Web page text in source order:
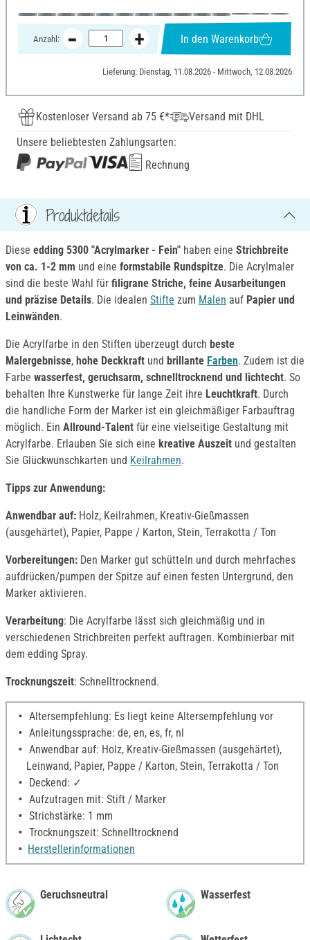
Anzahl: In den Warenkorb
Lieferung: Dienstag, 11.08.2026 - Mittwoch, 12.08.2026
Kostenloser Versand ab 75 €*
Versand mit DHL
Unsere beliebtesten Zahlungsarten:
Rechnung
Produktdetails
Diese edding 5300 "Acrylmarker - Fein" haben eine Strichbreite
von ca. 1-2 mm und eine formstabile Rundspitze. Die Acrylmaler
sind die beste Wahl für filigrane Striche, feine Ausarbeitungen
und präzise Details. Die idealen Stifte zum Malen auf Papier und
Leinwänden.
Die Acrylfarbe in den Stiften überzeugt durch beste
Malergebnisse, hohe Deckkraft und brillante Farben. Zudem ist die
Farbe wasserfest, geruchsarm, schnelltrocknend und lichtecht. So
behalten Ihre Kunstwerke für lange Zeit ihre Leuchtkraft. Durch
die handliche Form der Marker ist ein gleichmäßiger Farbauftrag
möglich. Ein Allround-Talent für eine vielseitige Gestaltung mit
Acrylfarbe. Erlauben Sie sich eine kreative Auszeit und gestalten
Sie Glückwunschkarten und Keilrahmen.
Tipps zur Anwendung:
Anwendbar auf: Holz, Keilrahmen, Kreativ-Gießmassen
(ausgehärtet), Papier, Pappe / Karton, Stein, Terrakotta / Ton
Vorbereitungen: Den Marker gut schütteln und durch mehrfaches
aufdrücken/pumpen der Spitze auf einen festen Untergrund, den
Marker aktivieren.
Verarbeitung: Die Acrylfarbe lässt sich gleichmäßig und in
verschiedenen Strichbreiten perfekt auftragen. Kombinierbar mit
dem edding Spray.
Trocknungszeit: Schnelltrocknend.
Altersempfehlung: Es liegt keine Altersempfehlung vor
Anleitungssprache: de, en, es, fr, nl
Anwendbar auf: Holz, Kreativ-Gießmassen (ausgehärtet),
Leinwand, Papier, Pappe / Karton, Stein, Terrakotta / Ton
Deckend: ✓
Aufzutragen mit: Stift / Marker
Strichstärke: 1 mm
Trocknungszeit: Schnelltrocknend
Herstellerinformationen
Geruchsneutral Wasserfest